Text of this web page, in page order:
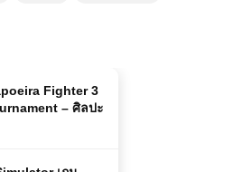
Fighter 3
เกม
ริง วางกลยุทธ์
ด